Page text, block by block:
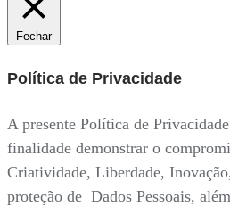
Fechar
Política de Privacidade
A presente Política de
finalidade demonstrar o
Criatividade, Liberdade,
proteção de Dados Pessoais,